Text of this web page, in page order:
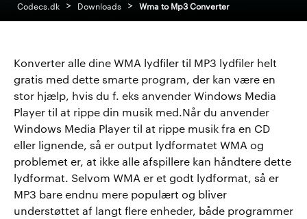
Codecs.dk > Downloads > Wma to Mp3 Converter
Konverter alle dine WMA lydfiler til MP3 lydfiler helt
gratis med dette smarte program, der kan være en
stor hjælp, hvis du f. eks anvender Windows Media
Player til at rippe din musik med.Når du anvender
Windows Media Player til at rippe musik fra en CD
eller lignende, så er output lydformatet WMA og
problemet er, at ikke alle afspillere kan håndtere dette
lydformat. Selvom WMA er et godt lydformat, så er
MP3 bare endnu mere populært og bliver
understøttet af langt flere enheder, både programmer